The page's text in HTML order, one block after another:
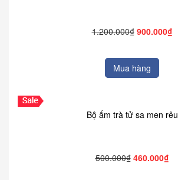
1.200.000₫ 900.000₫
Mua hàng
Bộ ấm trà tử sa men rêu
500.000₫ 460.000₫